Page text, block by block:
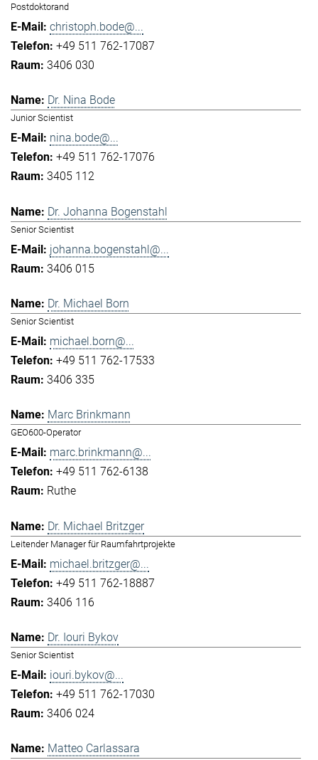
Postdoktorand
christoph.bode@...
+49 511 762-17087
3406 030
Dr. Nina Bode
Junior Scientist
nina.bode@...
+49 511 762-17076
3405 112
Dr. Johanna Bogenstahl
Senior Scientist
johanna.bogenstahl@...
3406 015
Dr. Michael Born
Senior Scientist
michael.born@...
+49 511 762-17533
3406 335
Marc Brinkmann
GEO600-Operator
marc.brinkmann@...
+49 511 762-6138
Ruthe
Dr. Michael Britzger
Leitender Manager für Raumfahrtprojekte
michael.britzger@...
+49 511 762-18887
3406 116
Dr. Iouri Bykov
Senior Scientist
iouri.bykov@...
+49 511 762-17030
3406 024
Matteo Carlassara